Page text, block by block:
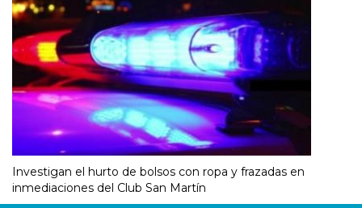
Investigan el hurto de bolsos con ropa y frazadas en
inmediaciones del Club San Martín